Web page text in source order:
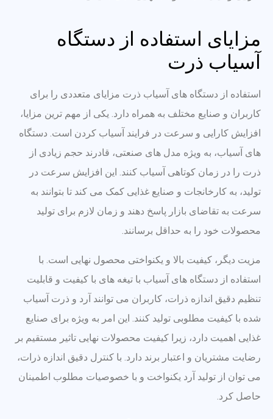
مزایای استفاده از دستگاه
آسیاب ذرت
استفاده از دستگاه های آسیاب ذرت مزایای متعددی را برای
کاربران و صنایع مختلف به همراه دارد. یکی از مهم ترین مزایا،
افزایش کارایی و سرعت در فرایند آسیاب کردن است. دستگاه
های آسیاب، به ویژه مدل های صنعتی، قادرند حجم زیادی از
ذرت را در زمان کوتاهی آسیاب کنند. این افزایش سرعت در
تولید، به کارخانجات و صنایع غذایی کمک می کند تا بتوانند به
سرعت به تقاضای بازار پاسخ دهند و زمان لازم برای تولید
محصولات خود را به حداقل برسانند.
مزیت دیگر، کیفیت بالا و یکنواختی محصول نهایی است. با
استفاده از دستگاه های آسیاب با تیغه های با کیفیت و قابلیت
تنظیم دقیق اندازه ذرات، کاربران می توانند آرد و ذرت آسیاب
شده با کیفیت مطلوبی تولید کنند. این امر به ویژه برای صنایع
غذایی اهمیت دارد، زیرا کیفیت محصولات نهایی تاثیر مستقیم بر
رضایت مشتریان و اعتبار برند دارد. با کنترل دقیق اندازه ذرات،
می توان از تولید آرد یکنواخت و با خصوصیات مطلوب اطمینان
حاصل کرد.